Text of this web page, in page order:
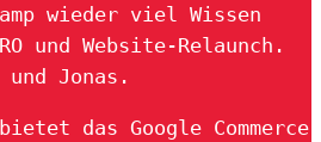
wieder viel Wissen
und Website-Relaunch.
Jonas.
das Google Commerce